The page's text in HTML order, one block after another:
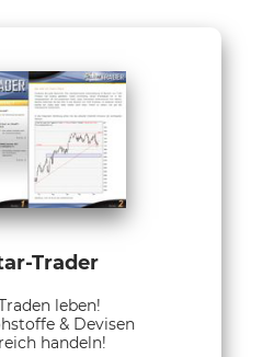
Trader
leben!
& Devisen
handeln!